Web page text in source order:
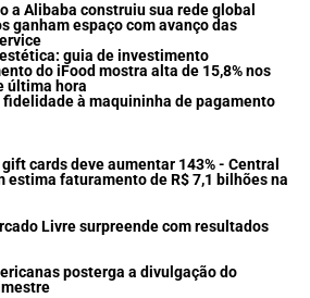
a Alibaba construiu sua rede global
ganham espaço com avanço das
guia de investimento
do iFood mostra alta de 15,8% nos
última hora
à maquininha de pagamento
cards deve aumentar 143% - Central
estima faturamento de R$ 7,1 bilhões na
Livre surpreende com resultados
posterga a divulgação do